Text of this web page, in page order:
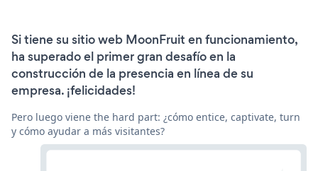
Si tiene su sitio web MoonFruit en funcionamiento,
ha superado el primer gran desafío en la
construcción de la presencia en línea de su
empresa. ¡felicidades!
Pero luego viene the hard part: ¿cómo entice, captivate, turn
y cómo ayudar a más visitantes?